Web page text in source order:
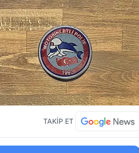
TAKİP ET